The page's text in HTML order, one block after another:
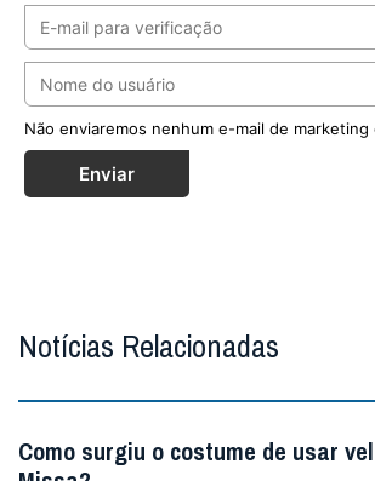
Não enviaremos nenhum e-mail de marketing
Enviar
Notícias Relacionadas
Como surgiu o costume de usar